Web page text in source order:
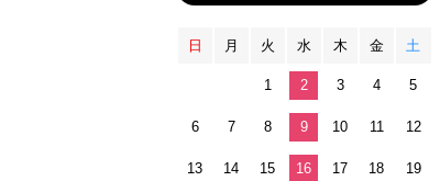
日 月 火 水 木 金 土
1 2 3 4 5
6 7 8 9 10 11 12
13 14 15 16 17 18 19